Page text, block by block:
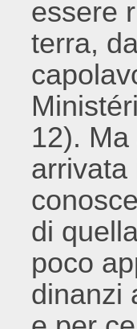
essere
terra,
12).
arrivata
di
poco
dinanzi